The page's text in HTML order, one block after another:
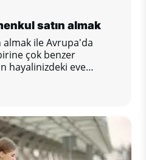
satın almak
almak ile Avrupa'da
çok benzer
hayalinizdeki eve